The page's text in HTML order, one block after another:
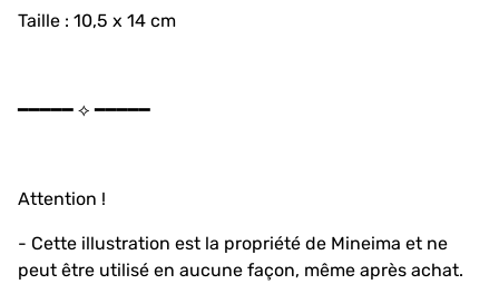
Taille : 10,5 x 14 cm
━━━━━ ⟡ ━━━━━
Attention !
- Cette illustration est la propriété de Mineima et ne
peut être utilisé en aucune façon, même après achat.